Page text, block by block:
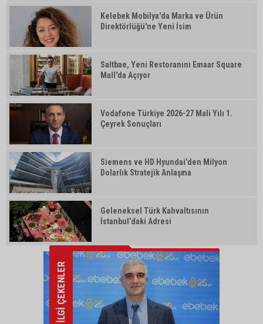
Kelebek Mobilya'da Marka ve Ürün
Direktörlüğü'ne Yeni İsim
Saltbae, Yeni Restoranını Emaar Square
Mall'da Açıyor
Vodafone Türkiye 2026-27 Mali Yılı 1.
Çeyrek Sonuçları
Siemens ve HD Hyundai'den Milyon
Dolarlık Stratejik Anlaşma
Geleneksel Türk Kahvaltısının
İstanbul’daki Adresi
İLGİ ÇEKENLER